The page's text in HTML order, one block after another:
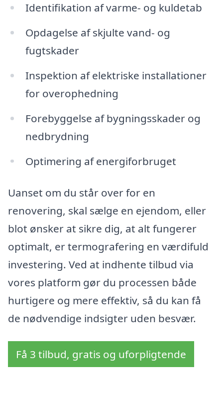
Identifikation af varme- og kuldetab
Opdagelse af skjulte vand- og
fugtskader
Inspektion af elektriske installationer
for overophedning
Forebyggelse af bygningsskader og
nedbrydning
Optimering af energiforbruget
Uanset om du står over for en
renovering, skal sælge en ejendom, eller
blot ønsker at sikre dig, at alt fungerer
optimalt, er termografering en værdifuld
investering. Ved at indhente tilbud via
vores platform gør du processen både
hurtigere og mere effektiv, så du kan få
de nødvendige indsigter uden besvær.
Få 3 tilbud, gratis og uforpligtende